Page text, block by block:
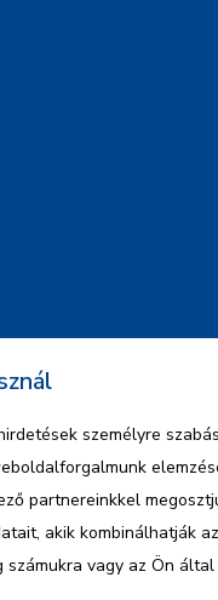
személyre
partnereinkkel
akik kombinálhatják
vagy az Ön